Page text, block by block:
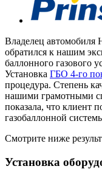
Владелец автомобиля
обратился к нашим
баллонного газового
Установка ГБО 4-го
процедура. Степень
нашими грамотными
показала, что клиент
газобаллонной
Смотрите ниже
Установка